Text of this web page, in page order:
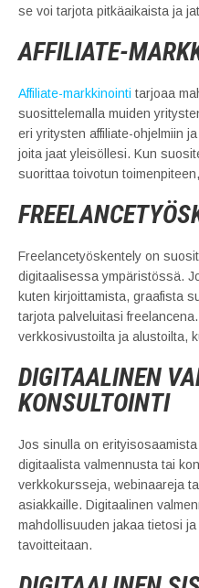
se voi tarjota pitkäaikaista ja
AFFILIATE-
Affiliate-markkinointi tarjoaa
suosittelemalla muiden
eri yritysten affiliate-ohjelmiin
joita jaat yleisöllesi. Kun
suorittaa toivotun
Freelancetyöskentely on
digitaalisessa ympäristössä.
kuten kirjoittamista, graafista
tarjota palveluitasi
verkkosivustoilta ja alustoilta,
DIGITAALINEN
KONSULTOINTI
Jos sinulla on
digitaalista valmennusta tai
verkkokursseja, webinaareja
asiakkaille. Digitaalinen
mahdollisuuden jakaa tietosi
tavoitteitaan.